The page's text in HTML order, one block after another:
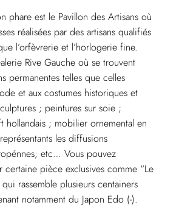
phare est le Pavillon des Artisans où
réalisées par des artisans qualifiés
l’orfèvrerie et l’horlogerie fine.
Rive Gauche où se trouvent
permanentes telles que celles
et aux costumes historiques et
; peintures sur soie ;
hollandais ; mobilier ornemental en
les diffusions
etc… Vous pouvez
certaine pièce exclusives comme “Le
rassemble plusieurs centainers
notamment du Japon Edo (-).